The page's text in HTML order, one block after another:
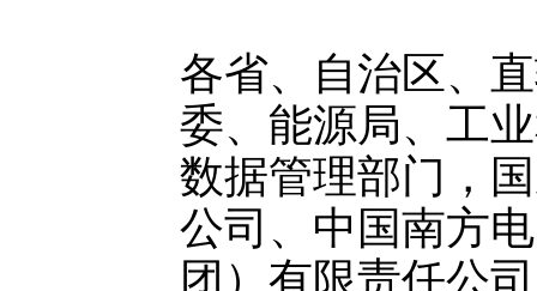
各省、自治区、
委、能源局、工
数据管理部门，
公司、中国南方
团）有限责任公